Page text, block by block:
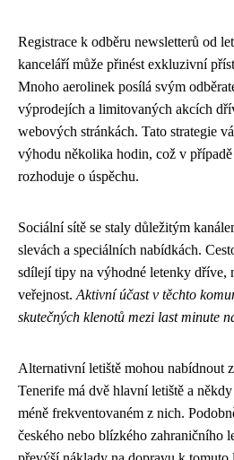
Registrace k odběru newsletterů od
kanceláří může přinést exkluzivní
Mnoho aerolinek posílá svým
výprodejích a limitovaných akcích
webových stránkách. Tato strategie
výhodu několika hodin, což v
rozhoduje o úspěchu.
Sociální sítě se staly důležitým
slevách a speciálních nabídkách.
sdílejí tipy na výhodné letenky dříve,
veřejnost. Aktivní účast v těchto
skutečných klenotů mezi last minute
Alternativní letiště mohou nabídnout
Tenerife má dvě hlavní letiště a
méně frekventovaném z nich.
českého nebo blízkého zahraničního